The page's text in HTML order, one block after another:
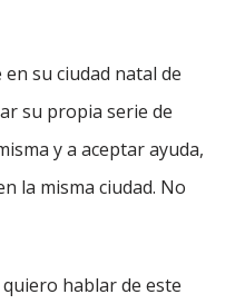
su ciudad natal de
su propia serie de
y a aceptar ayuda,
la misma ciudad. No
hablar de este